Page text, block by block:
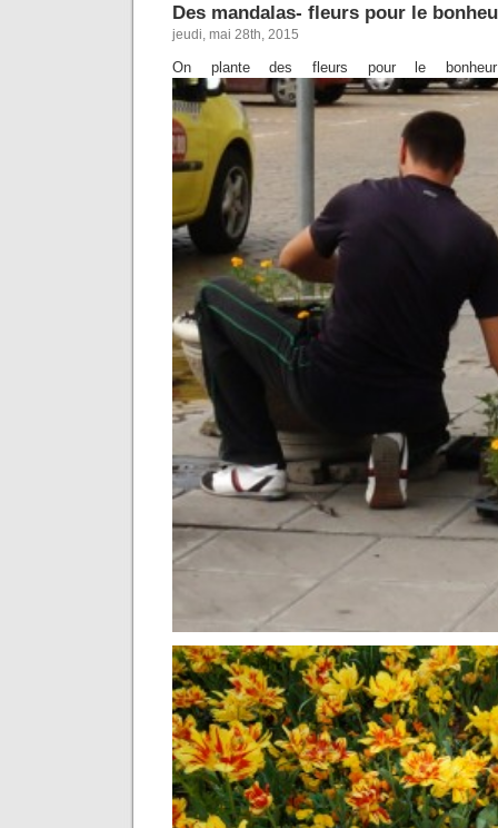
Des mandalas- fleurs pour le
jeudi, mai 28th, 2015
On plante des fleurs pour le